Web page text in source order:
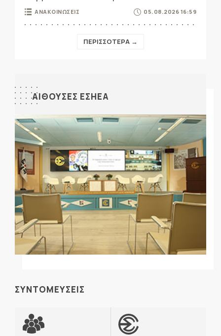
ΑΝΑΚΟΙΝΩΣΕΙΣ 05.08.2026 16:59
ΠΕΡΙΣΣΟΤΕΡΑ →
ΑΙΘΟΥΣΕΣ ΕΣΗΕΑ
ΣΥΝΤΟΜΕΥΣΕΙΣ